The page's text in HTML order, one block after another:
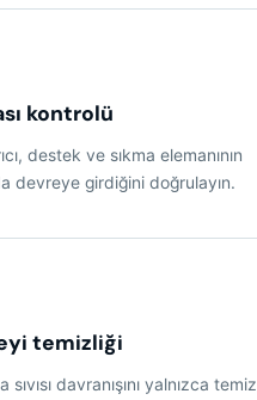
kontrolü
destek ve sıkma elemanının
devreye girdiğini doğrulayın.
temizliği
davranışını yalnızca temiz